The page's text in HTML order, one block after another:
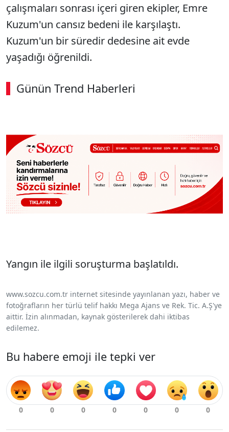
çalışmaları sonrası içeri giren ekipler, Emre
Kuzum'un cansız bedeni ile karşılaştı.
Kuzum'un bir süredir dedesine ait evde
yaşadığı öğrenildi.
Günün Trend Haberleri
Yangın ile ilgili soruşturma başlatıldı.
www.sozcu.com.tr internet sitesinde yayınlanan yazı, haber ve
fotoğrafların her türlü telif hakkı Mega Ajans ve Rek. Tic. A.Ş'ye
aittir. İzin alınmadan, kaynak gösterilerek dahi iktibas
edilemez.
Bu habere emoji ile tepki ver